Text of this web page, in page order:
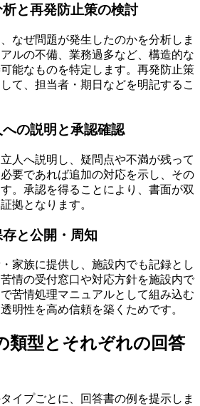
と再発防止策の検討
なぜ問題が発生したのかを分析しま
ルの不備、業務過多など、構造的な
能なものを特定します。再発防止策
て、担当者・期日などを明記するこ
の説明と承認確認
人へ説明し、疑問点や不満が残って
要であれば追加の対応を示し、その
。承認を得ることにより、書面が双
拠となります。
と公開・周知
家族に提供し、施設内でも記録とし
情の受付窓口や対応方針を施設内で
苦情処理マニュアルとして組み込む
明性を高め信頼を築くためです。
類型とそれぞれの回答
イプごとに、回答書の例を提示しま